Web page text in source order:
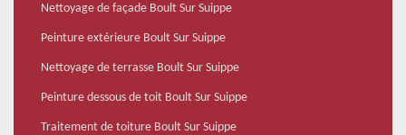
Nettoyage de façade Boult Sur Suippe
Peinture extérieure Boult Sur Suippe
Nettoyage de terrasse Boult Sur Suippe
Peinture dessous de toit Boult Sur Suippe
Traitement de toiture Boult Sur Suippe